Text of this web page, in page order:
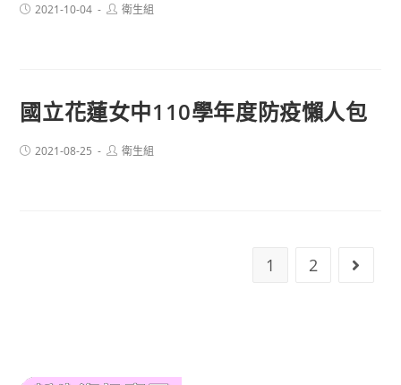
Post2021-10-04
Post衛生組
國立花蓮女中110學年度防疫懶人包
Post2021-08-25
Post衛生組
1 2 Go to